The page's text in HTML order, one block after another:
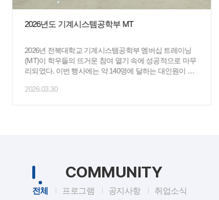
2026년도 기계시스템공학부 MT
2026년 전북대학교 기계시스템공학부 멤버십 트레이닝
(MT)이 학우들의 뜨거운 참여 열기 속에 성공적으로 마무
리되었다. 이번 행사에는 약 140명에 달하는 대인원이 참
쌓았다. 다 함...
2026.03.30
COMMUNITY
전체 프로그램 공지사항 취업소식